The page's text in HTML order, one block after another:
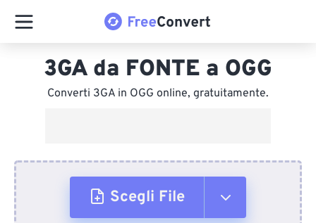
3GA da FONTE a OGG
Converti 3GA in OGG online, gratuitamente.
Scegli File